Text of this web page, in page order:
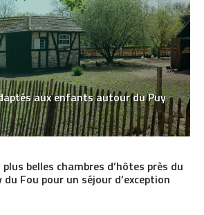
aux enfants autour du Puy
plus belles chambres d’hôtes près du
du Fou pour un séjour d’exception